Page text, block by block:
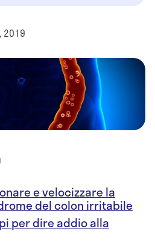
2019
e velocizzare la
del colon irritabile
per dire addio alla